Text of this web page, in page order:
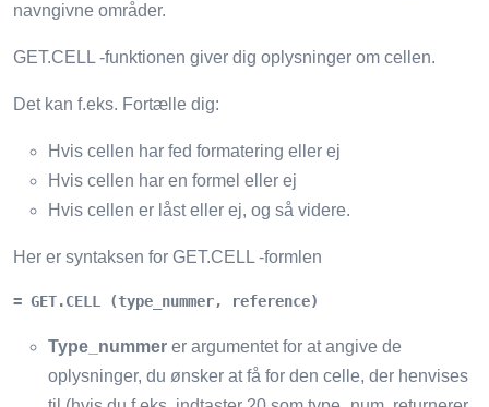
navngivne områder.
GET.CELL -funktionen giver dig oplysninger om cellen.
Det kan f.eks. Fortælle dig:
Hvis cellen har fed formatering eller ej
Hvis cellen har en formel eller ej
Hvis cellen er låst eller ej, og så videre.
Her er syntaksen for GET.CELL -formlen
= GET.CELL (type_nummer, reference)
Type_nummer er argumentet for at angive de
oplysninger, du ønsker at få for den celle, der henvises